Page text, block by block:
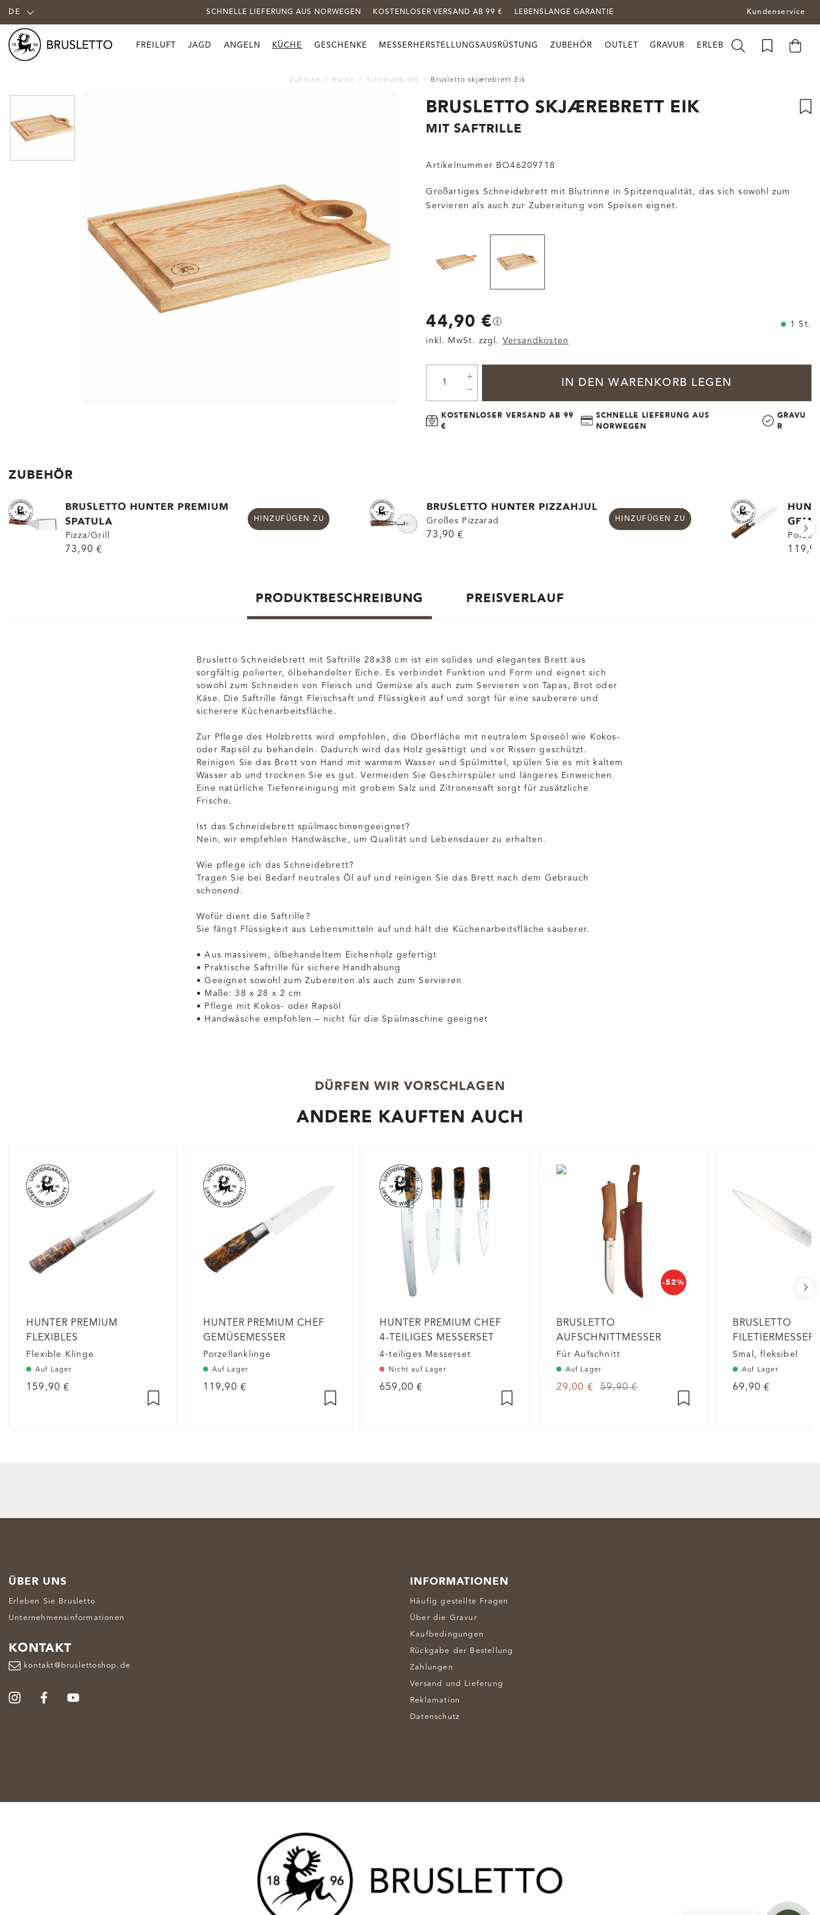
DE SCHNELLE LIEFERUNG AUS NORWEGEN KOSTENLOSER VERSAND AB 99 € LEBENSLANGE GARANTIE Kundenservice
FREILUFT JAGD ANGELN KÜCHE GESCHENKE MESSERHERSTELLUNGSAUSRÜSTUNG ZUBEHÖR OUTLET GRAVUR ERLEBEN SIE BRUSLETTO
Zuhause Küche Schneidebrett Brusletto skjærebrett Eik
BRUSLETTO SKJÆREBRETT EIK
MIT SAFTRILLE
Artikelnummer BO46209718
Großartiges Schneidebrett mit Blutrinne in Spitzenqualität, das sich sowohl zum
Servieren als auch zur Zubereitung von Speisen eignet.
44,90 €
inkl. MwSt. zzgl. Versandkosten
1 St.
IN DEN WARENKORB LEGEN
KOSTENLOSER VERSAND AB 99
€
SCHNELLE LIEFERUNG AUS
NORWEGEN
GRAVU
R
ZUBEHÖR
BRUSLETTO HUNTER PREMIUM
SPATULA
Pizza/Grill
73,90 €
HINZUFÜGEN ZU
BRUSLETTO HUNTER PIZZAHJUL
Großes Pizzarad
73,90 €
HINZUFÜGEN ZU
PRODUKTBESCHREIBUNG PREISVERLAUF
Brusletto Schneidebrett mit Saftrille 28x38 cm ist ein solides und elegantes Brett aus
sorgfältig polierter, ölbehandelter Eiche. Es verbindet Funktion und Form und eignet sich
sowohl zum Schneiden von Fleisch und Gemüse als auch zum Servieren von Tapas, Brot oder
Käse. Die Saftrille fängt Fleischsaft und Flüssigkeit auf und sorgt für eine sauberere und
sicherere Küchenarbeitsfläche.
Zur Pflege des Holzbretts wird empfohlen, die Oberfläche mit neutralem Speiseöl wie Kokos-
oder Rapsöl zu behandeln. Dadurch wird das Holz gesättigt und vor Rissen geschützt.
Reinigen Sie das Brett von Hand mit warmem Wasser und Spülmittel, spülen Sie es mit kaltem
Wasser ab und trocknen Sie es gut. Vermeiden Sie Geschirrspüler und längeres Einweichen.
Eine natürliche Tiefenreinigung mit grobem Salz und Zitronensaft sorgt für zusätzliche
Frische.
Ist das Schneidebrett spülmaschinengeeignet?
Nein, wir empfehlen Handwäsche, um Qualität und Lebensdauer zu erhalten.
Wie pflege ich das Schneidebrett?
Tragen Sie bei Bedarf neutrales Öl auf und reinigen Sie das Brett nach dem Gebrauch
schonend.
Wofür dient die Saftrille?
Sie fängt Flüssigkeit aus Lebensmitteln auf und hält die Küchenarbeitsfläche sauberer.
• Aus massivem, ölbehandeltem Eichenholz gefertigt
• Praktische Saftrille für sichere Handhabung
• Geeignet sowohl zum Zubereiten als auch zum Servieren
• Maße: 38 x 28 x 2 cm
• Pflege mit Kokos- oder Rapsöl
• Handwäsche empfohlen – nicht für die Spülmaschine geeignet
DÜRFEN WIR VORSCHLAGEN
ANDERE KAUFTEN AUCH
HUNTER PREMIUM
FLEXIBLES
FILETIERMESSER
Flexible Klinge
Auf Lager
159,90 €
HUNTER PREMIUM CHEF
GEMÜSEMESSER
PORZELLAN
Porzellanklinge
Auf Lager
119,90 €
HUNTER PREMIUM CHEF
4-TEILIGES MESSERSET
4-teiliges Messerset
Nicht auf Lager
659,00 €
-52%
BRUSLETTO
AUFSCHNITTMESSER
Für Aufschnitt
Auf Lager
29,00 € 59,90 €
BRUSLETTO
FILETIERMESSER
Smal, fleksibel
Auf Lager
69,90 €
ÜBER UNS
Erleben Sie Brusletto
Unternehmensinformationen
KONTAKT
kontakt@bruslettoshop.de
INFORMATIONEN
Häufig gestellte Fragen
Über die Gravur
Kaufbedingungen
Rückgabe der Bestellung
Zahlungen
Versand und Lieferung
Reklamation
Datenschutz